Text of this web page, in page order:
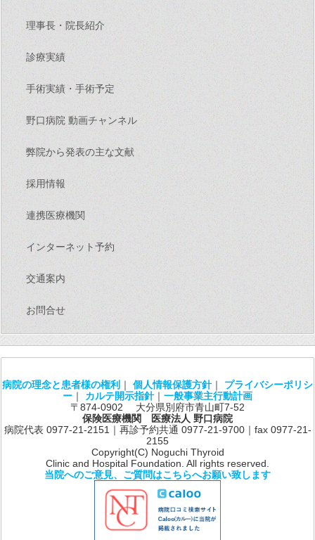
理事長・院長紹介
診療実績
手術実績・手術予定
野口病院 動画チャンネル
弊院から発表の主な文献
採用情報
連携医療機関
インターネット予約
交通案内
お問合せ
病院の理念と患者様の権利 ｜ 個人情報保護方針｜ プライバシーポリシ
ー ｜ カルテ開示指針｜ 一般事業主行動計画
〒874-0902 大分県別府市青山町7-52
保険医療機関 医療法人 野口病院
病院代表 0977-21-2151｜再診予約共通 0977-21-9700｜fax 0977-21-
2155
Copyright(C) Noguchi Thyroid
Clinic and Hospital Foundation. All rights reserved.
当院へのご意見、ご質問はこちらへお願い致します